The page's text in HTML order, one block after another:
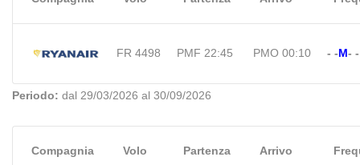
FR 4498 PMF 22:45 PMO 00:10 - -M- -
Periodo: dal 29/03/2026 al 30/09/2026
Compagnia Volo Partenza Arrivo